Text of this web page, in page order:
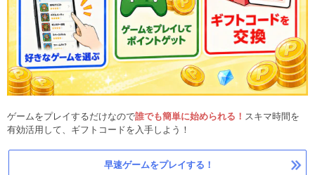
ゲームをプレイするだけなので誰でも簡単に始められる！ スキマ時間を
有効活用して、ギフトコードを入手しよう！
早速ゲームをプレイする！